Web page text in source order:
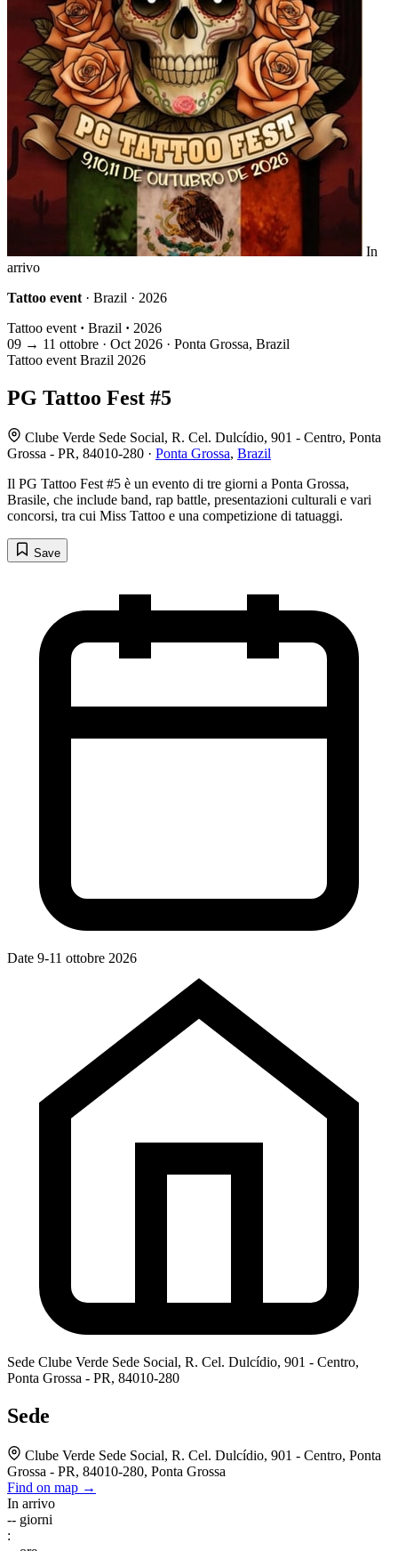
In
arrivo
Tattoo event · Brazil · 2026
Tattoo event · Brazil · 2026
09 → 11 ottobre · Oct 2026 · Ponta Grossa, Brazil
Tattoo event Brazil 2026
PG Tattoo Fest #5
Clube Verde Sede Social, R. Cel. Dulcídio, 901 - Centro, Ponta
Grossa - PR, 84010-280 · Ponta Grossa, Brazil
Il PG Tattoo Fest #5 è un evento di tre giorni a Ponta Grossa,
Brasile, che include band, rap battle, presentazioni culturali e vari
concorsi, tra cui Miss Tattoo e una competizione di tatuaggi.
Save
Date 9-11 ottobre 2026
Sede Clube Verde Sede Social, R. Cel. Dulcídio, 901 - Centro,
Ponta Grossa - PR, 84010-280
Sede
Clube Verde Sede Social, R. Cel. Dulcídio, 901 - Centro, Ponta
Grossa - PR, 84010-280, Ponta Grossa
Find on map →
In arrivo
-- giorni
: